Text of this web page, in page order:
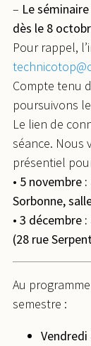
– Le
dès le 8
Pour rappel,
Compte tenu
poursuivons
Le lien de
séance. Nous
présentiel
• 5 novembre
Sorbonne,
• 3 décembre :
(28 rue
Au
semestre :